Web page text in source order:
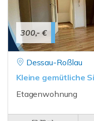
300,- €
Dessau-Roßlau
Kleine gemütliche
Etagenwohnung